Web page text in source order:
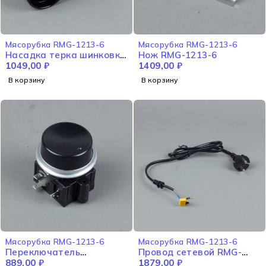
Мясорубка RMG-1213-6
Насадка терка шинковка
RMG-1213-6
1049,00 ₽
В корзину
Мясорубка RMG-1213-6
Нож RMG-1213-6
1409,00 ₽
В корзину
Мясорубка RMG-1213-6
Переключатель
поворотный RMG-1213-6
889,00 ₽
Мясорубка RMG-1213-6
Провод сетевой RMG-
1213-6
1879,00 ₽